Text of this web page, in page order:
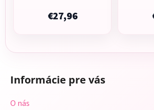
€27,96
Informácie pre vás
O nás